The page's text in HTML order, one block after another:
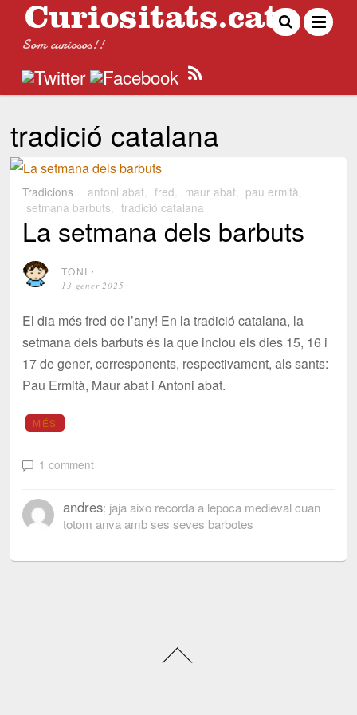
Som curiosos!!
tradició catalana
Tradicions antoni abat fred maur abat, pau ermità
setmana barbuts
tradició catalana
La setmana dels barbuts
TONI ⋅
13 gener 2025
El dia més fred de l’any! En la tradició catalana, la
setmana dels barbuts és la que inclou els dies 15, 16 i
17 de gener, corresponents, respectivament, als sants:
Pau Ermità, Maur abat i Antoni abat.
MÉS
1 comment
andres: jaja aixo recorda a lepoca medieval cuan
totom anva amb ses seves barbotes